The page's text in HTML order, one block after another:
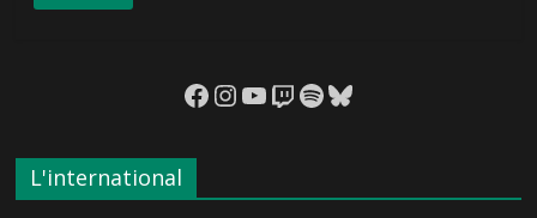
Facebook
Instagram
YouTube
Twitch
Spotify
Bluesky
L'international